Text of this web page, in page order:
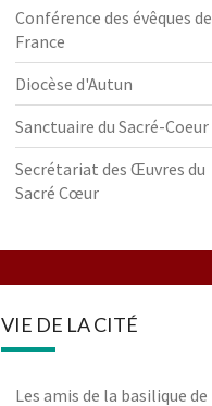
Conférence des évêques de
France
Diocèse d'Autun
Sanctuaire du Sacré-Coeur
Secrétariat des Œuvres du
Sacré Cœur
VIE DE LA CITÉ
Les amis de la basilique de